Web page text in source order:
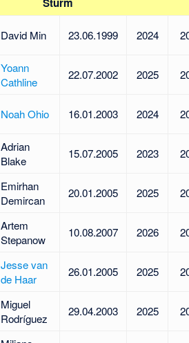
David Min 23.06.1999 2024
Yoann
Cathline
22.07.2002 2025
Noah Ohio 16.01.2003 2024
Adrian
Blake
15.07.2005 2023
Emirhan
Demircan
20.01.2005 2025
Artem
Stepanow
10.08.2007 2026
Jesse van
de Haar
26.01.2005 2025
Miguel
Rodríguez
29.04.2003 2025